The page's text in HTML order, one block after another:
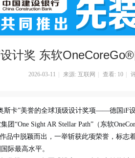
计奖 东软
2026-03-11 来源: 互联网 查看: 10
斯卡”美誉的全球顶级设计奖项——德国iF
团“One Sight AR Stellar Path”（东软
品中脱颖而出，一举斩获此项荣誉，标志
际最高水平。